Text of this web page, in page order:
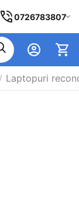
0726783807
/ Laptopuri